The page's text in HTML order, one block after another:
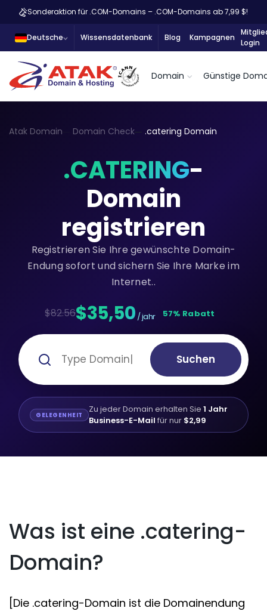
Sonderaktion für .COM-Domains – .COM-Domains ab 7,99 $!
Deutsche Wissensdatenbank Blog Kampagnen
Login
Domain Günstige
Atak Domain Domain Check .catering Domain
.CATERING-
Domain
registrieren
Registrieren Sie Ihre gewünschte Domain-
Endung sofort und sichern Sie Ihre Marke im
Internet..
$82.56$35,50 / jahr 57% Rabatt
Suchen
GELEGENHEIT Zu jeder Domain erhalten Sie 1 Jahr
Business-E-Mail für nur $2,99
Was ist eine .catering-
Domain?
[Die .catering-Domain ist die Domainendung